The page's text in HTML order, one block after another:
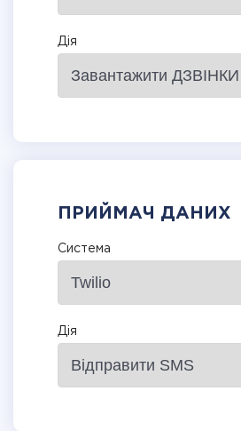
Дія
ПРИЙМАЧ ДАНИХ
Система
Дія